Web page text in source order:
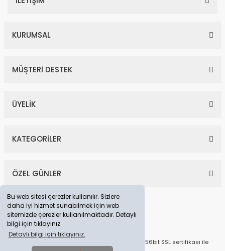
Bu web sitesi çerezler kullanılır. Sizlere
daha iyi hizmet sunabilmek için web
sitemizde çerezler kullanılmaktadır. Detaylı
bilgi için tıklayınız.
Detaylı bilgi için tıklayınız.
KURUMSAL
MÜŞTERİ DESTEK
ÜYELİK
KATEGORİLER
ÖZEL GÜNLER
© Tüm Hakları Saklıdır. Kredi kartı bilgileriniz 256bit SSL sertifikası ile